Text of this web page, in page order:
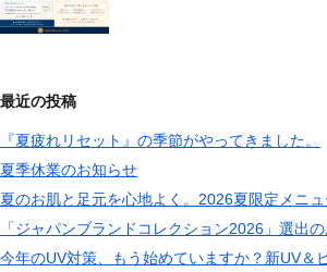
最近の投稿
『夏疲れリセット』の季節がやってきました。
夏季休業のお知らせ
夏のお肌と足元を心地よく。2026夏限定メニュ
「ジャパンブランドコレクション2026」選出
今年のUV対策、もう始めていますか？新UV＆